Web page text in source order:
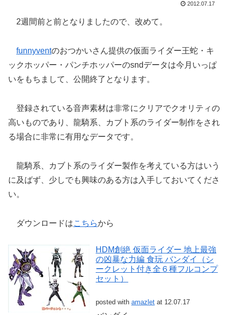
2012.07.17
2週間前と前となりましたので、改めて。
funnyventのおつかいさん提供の仮面ライダー王蛇・キ
ックホッパー・パンチホッパーのsndデータは今月いっぱ
いをもちまして、公開終了となります。
登録されている音声素材は非常にクリアでクオリティの
高いものであり、龍騎系、カブト系のライダー制作をされ
る場合に非常に有用なデータです。
龍騎系、カブト系のライダー製作を考えている方はいう
に及ばず、少しでも興味のある方は入手しておいてくださ
い。
ダウンロードはこちらから
HDM創絶 仮面ライダー 地上最強
の凶暴な力編 食玩 バンダイ（シ
ークレット付き全６種フルコンプ
セット）
posted with amazlet at 12.07.17